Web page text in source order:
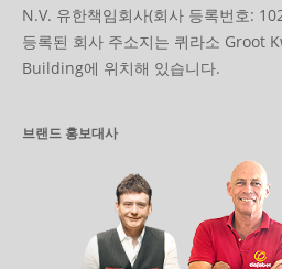
N.V. 유한책임회사(회사 등록번호:
등록된 회사 주소지는 퀴라소 Groot
Building에 위치해 있습니다.
브랜드 홍보대사